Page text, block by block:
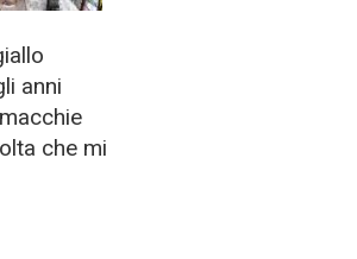
anni
che mi